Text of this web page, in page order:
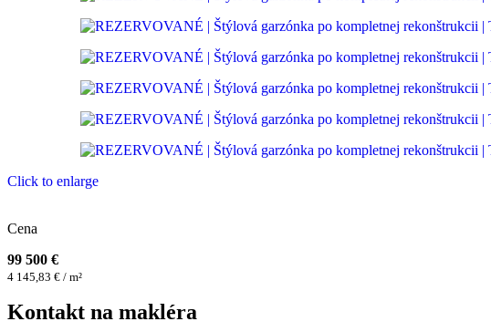
Click to enlarge
Cena
99 500 €
4 145,83 € / m²
Kontakt na makléra